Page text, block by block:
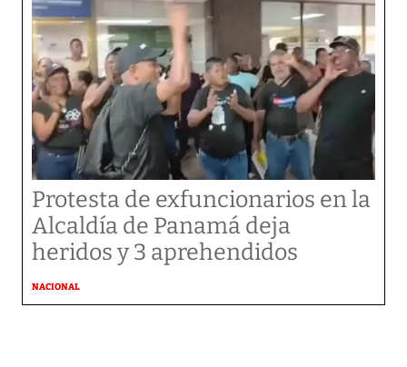
Protesta de exfuncionarios en la
Alcaldía de Panamá deja
heridos y 3 aprehendidos
NACIONAL